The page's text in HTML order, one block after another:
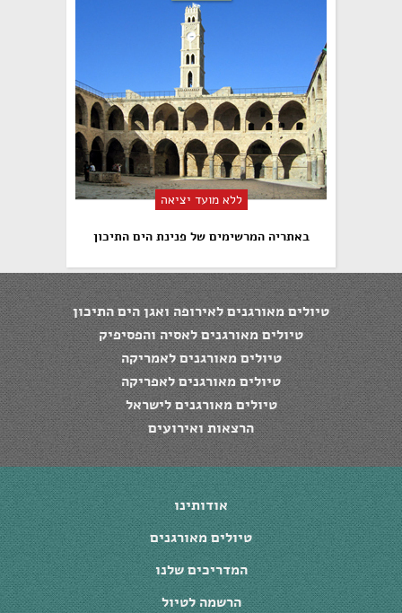
ללא מועד יציאה
באתריה המרשימים של פנינת הים התיכון
טיולים מאורגנים לאירופה ואגן הים התיכון
טיולים מאורגנים לאסיה והפסיפיק
טיולים מאורגנים לאמריקה
טיולים מאורגנים לאפריקה
טיולים מאורגנים לישראל
הרצאות ואירועים
אודותינו
טיולים מאורגנים
המדריכים שלנו
הרשמה לטיול